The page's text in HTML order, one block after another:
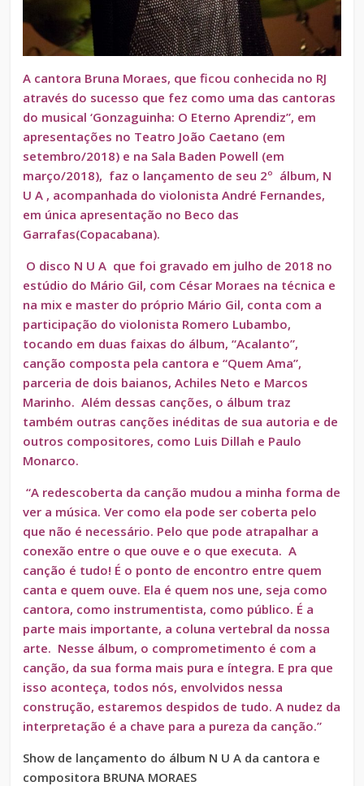
A cantora Bruna Moraes, que ficou conhecida no RJ
através do sucesso que fez como uma das cantoras
do musical ‘Gonzaguinha: O Eterno Aprendiz”, em
apresentações no Teatro João Caetano (em
setembro/2018) e na Sala Baden Powell (em
março/2018), faz o lançamento de seu 2º álbum, N
U A , acompanhada do violonista André Fernandes,
em única apresentação no Beco das
Garrafas(Copacabana).
O disco N U A que foi gravado em julho de 2018 no
estúdio do Mário Gil, com César Moraes na técnica e
na mix e master do próprio Mário Gil, conta com a
participação do violonista Romero Lubambo,
tocando em duas faixas do álbum, “Acalanto”,
canção composta pela cantora e “Quem Ama”,
parceria de dois baianos, Achiles Neto e Marcos
Marinho. Além dessas canções, o álbum traz
também outras canções inéditas de sua autoria e de
outros compositores, como Luis Dillah e Paulo
Monarco.
“A redescoberta da canção mudou a minha forma de
ver a música. Ver como ela pode ser coberta pelo
que não é necessário. Pelo que pode atrapalhar a
conexão entre o que ouve e o que executa. A
canção é tudo! É o ponto de encontro entre quem
canta e quem ouve. Ela é quem nos une, seja como
cantora, como instrumentista, como público. É a
parte mais importante, a coluna vertebral da nossa
arte. Nesse álbum, o comprometimento é com a
canção, da sua forma mais pura e íntegra. E pra que
isso aconteça, todos nós, envolvidos nessa
construção, estaremos despidos de tudo. A nudez da
interpretação é a chave para a pureza da canção.”
Show de lançamento do álbum N U A da cantora e
compositora BRUNA MORAES